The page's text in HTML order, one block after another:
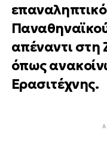
απέναντι στη
όπως
Ερασιτέχνης.